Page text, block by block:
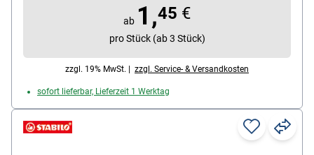
lichtbeständig, hohe Offenlagerfähigkeit
Besonderheiten: starke Leuchtkraft, weiche
Inhalt pro Pack: 1 Stück
ab 1,45 €
pro Stück (ab 3 Stück)
zzgl. 19% MwSt. | zzgl. Service- & Versandkosten
sofort lieferbar, Lieferzeit 1 Werktag